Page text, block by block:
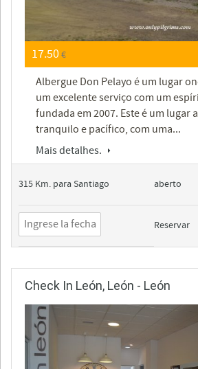
17.50€
Albergue Don Pelayo é um lugar
um excelente serviço com um
fundada em 2007. Este é um lugar
tranquilo e pacífico, com uma...
Mais detalhes.
315 Km. para Santiago aberto
Reservar
Check In León, León - León